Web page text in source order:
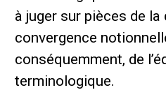
à juger sur pièces de la
convergence
conséquemment, de
terminologique.